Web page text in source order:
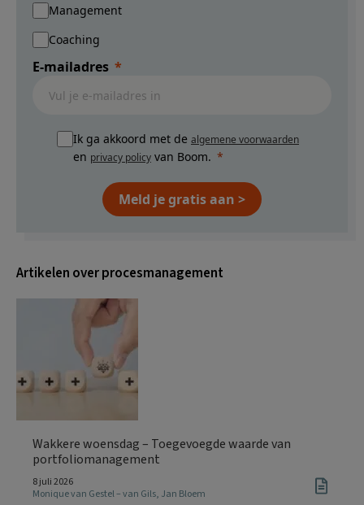
Management
Coaching
E-mailadres
Ik ga akkoord met de algemene voorwaarden
en privacy policy van Boom.
Meld je gratis aan >
Artikelen over procesmanagement
Wakkere woensdag – Toegevoegde waarde van
portfoliomanagement
8 juli 2026
Monique van Gestel – van Gils, Jan Bloem